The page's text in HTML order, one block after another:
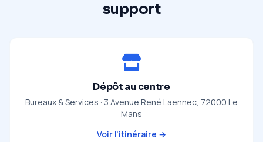
support
Dépôt au centre
Bureaux & Services · 3 Avenue René Laennec, 72000 Le
Mans
Voir l'itinéraire →